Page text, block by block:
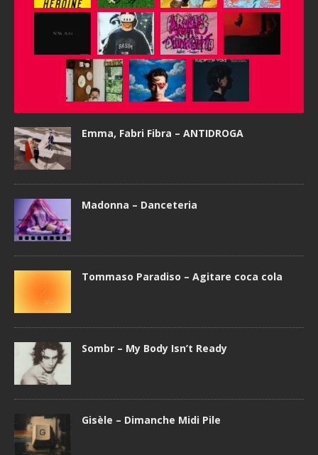
Emma, Fabri Fibra – ANTIDROGA
Madonna – Danceteria
Tommaso Paradiso – Agitare coca cola
Sombr – My Body Isn’t Ready
Gisèle – Dimanche Midi Pile